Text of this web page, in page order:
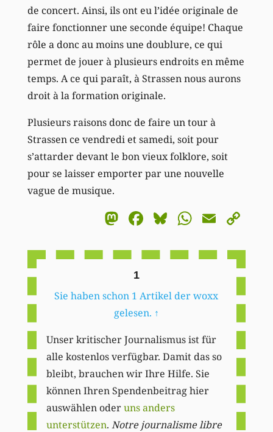
de concert. Ainsi, ils ont eu l’idée originale de
faire fonctionner une seconde équipe! Chaque
rôle a donc au moins une doublure, ce qui
permet de jouer à plusieurs endroits en même
temps. A ce qui paraît, à Strassen nous aurons
droit à la formation originale.
Plusieurs raisons donc de faire un tour à
Strassen ce vendredi et samedi, soit pour
s’attarder devant le bon vieux folklore, soit
pour se laisser emporter par une nouvelle
vague de musique.
Mastodon
Facebook
BlueskyEmail
1
Sie haben schon 1 Artikel der woxx
gelesen. ↑
Unser kritischer Journalismus ist für
alle kostenlos verfügbar. Damit das so
bleibt, brauchen wir Ihre Hilfe. Sie
können Ihren Spendenbeitrag hier
auswählen oderuns anders
unterstützen. Notre journalisme libre